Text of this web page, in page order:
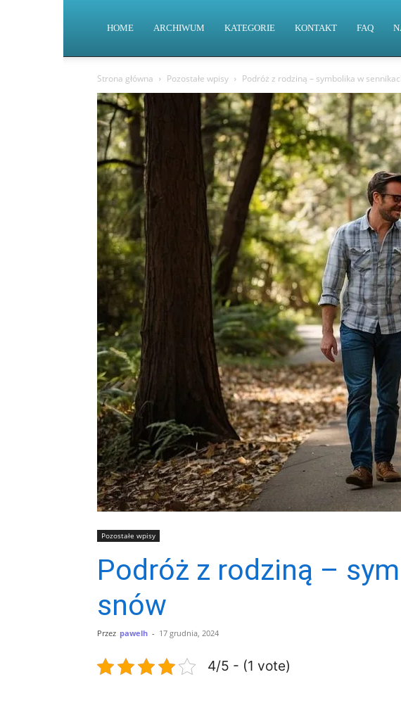
HOME ARCHIWUM KATEGORIE KONTAKT FAQ
Strona główna Pozostałe wpisy Podróż z rodziną – symbolika w
Pozostałe wpisy
Podróż z rodziną –
snów
Przez pawelh - 17 grudnia, 2024
4/5 - (1 vote)